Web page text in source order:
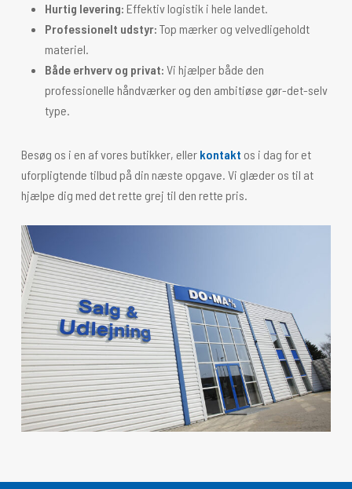
Hurtig levering: Effektiv logistik i hele landet.
Professionelt udstyr: Top mærker og velvedligeholdt
materiel.
Både erhverv og privat: Vi hjælper både den
professionelle håndværker og den ambitiøse gør-det-selv
type.
Besøg os i en af vores butikker, eller kontakt os i dag for et
uforpligtende tilbud på din næste opgave. Vi glæder os til at
hjælpe dig med det rette grej til den rette pris.